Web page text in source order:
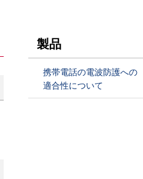
製品
携帯電話の電波防護への
適合性について